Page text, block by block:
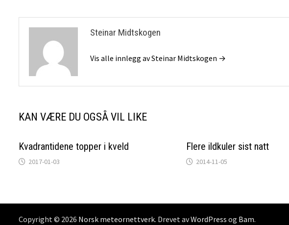
Steinar Midtskogen
Vis alle innlegg av Steinar Midtskogen →
KAN VÆRE DU OGSÅ VIL LIKE
Kvadrantidene topper i kveld
2017-01-03
Flere ildkuler sist natt
2014-11-05
Copyright © 2026 Norsk meteornettverk. Drevet avWordPress og Bam.